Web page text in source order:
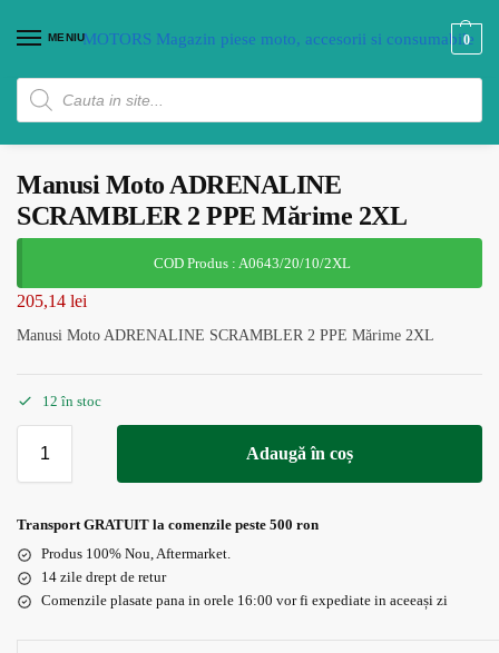
MENIU 0
Manusi Moto ADRENALINE
SCRAMBLER 2 PPE Mărime 2XL
COD Produs : A0643/20/10/2XL
205,14 lei
Manusi Moto ADRENALINE SCRAMBLER 2 PPE Mărime 2XL
12 în stoc
Adaugă în coș
Transport GRATUIT la comenzile peste 500 ron
Produs 100% Nou, Aftermarket.
14 zile drept de retur
Comenzile plasate pana in orele 16:00 vor fi expediate in aceeași zi